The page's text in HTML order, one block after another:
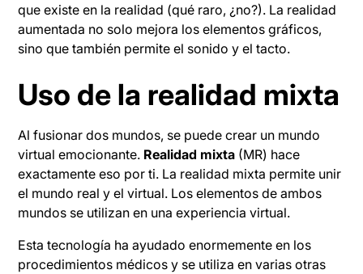
que existe en la realidad (qué raro, ¿no?). La realidad
aumentada no solo mejora los elementos gráficos,
sino que también permite el sonido y el tacto.
Uso de la realidad mixta
Al fusionar dos mundos, se puede crear un mundo
virtual emocionante. Realidad mixta (MR) hace
exactamente eso por ti. La realidad mixta permite unir
el mundo real y el virtual. Los elementos de ambos
mundos se utilizan en una experiencia virtual.
Esta tecnología ha ayudado enormemente en los
procedimientos médicos y se utiliza en varias otras